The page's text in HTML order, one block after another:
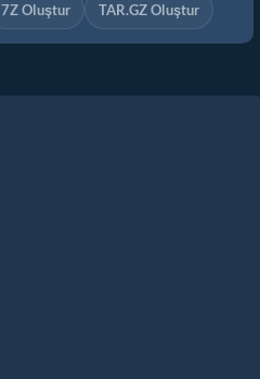
7Z Oluştur TAR.GZ Oluştur